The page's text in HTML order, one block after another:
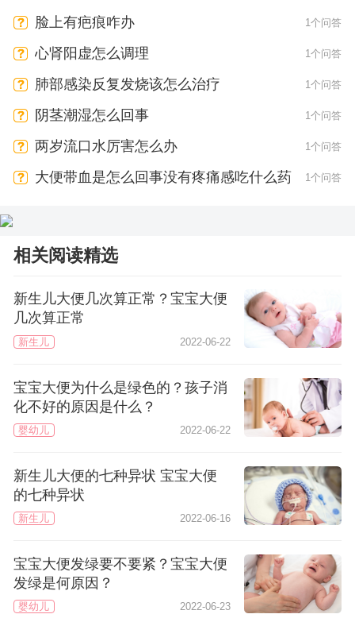
脸上有疤痕咋办 1个问答
心肾阳虚怎么调理 1个问答
肺部感染反复发烧该怎么治疗 1个问答
阴茎潮湿怎么回事 1个问答
两岁流口水厉害怎么办 1个问答
大便带血是怎么回事没有疼痛感吃什么药 1个问答
相关阅读精选
新生儿大便几次算正常？宝宝大便
几次算正常
新生儿 2022-06-22
宝宝大便为什么是绿色的？孩子消
化不好的原因是什么？
婴幼儿 2022-06-22
新生儿大便的七种异状 宝宝大便
的七种异状
新生儿 2022-06-16
宝宝大便发绿要不要紧？宝宝大便
发绿是何原因？
婴幼儿 2022-06-23